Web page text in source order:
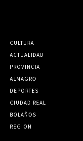
CULTURA
ACTUALIDAD
PROVINCIA
ALMAGRO
DEPORTES
CIUDAD REAL
BOLAÑOS
REGION